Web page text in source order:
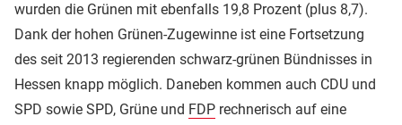
wurden die Grünen mit ebenfalls 19,8 Prozent (plus 8,7).
Dank der hohen Grünen-Zugewinne ist eine Fortsetzung
des seit 2013 regierenden schwarz-grünen Bündnisses in
Hessen knapp möglich. Daneben kommen auch CDU und
SPD sowie SPD, Grüne und FDP rechnerisch auf eine